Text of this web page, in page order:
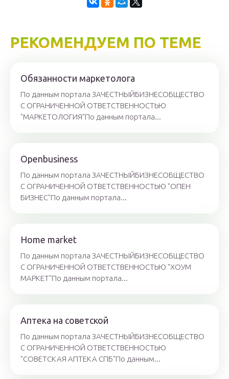
РЕКОМЕНДУЕМ ПО ТЕМЕ
Обязанности маркетолога
По данным портала ЗАЧЕСТНЫЙБИЗНЕСОБЩЕСТВО
С ОГРАНИЧЕННОЙ ОТВЕТСТВЕННОСТЬЮ
"МАРКЕТОЛОГИЯ"По данным портала...
Openbusiness
По данным портала ЗАЧЕСТНЫЙБИЗНЕСОБЩЕСТВО
С ОГРАНИЧЕННОЙ ОТВЕТСТВЕННОСТЬЮ "ОПЕН
БИЗНЕС"По данным портала...
Home market
По данным портала ЗАЧЕСТНЫЙБИЗНЕСОБЩЕСТВО
С ОГРАНИЧЕННОЙ ОТВЕТСТВЕННОСТЬЮ "ХОУМ
МАРКЕТ"По данным портала...
Аптека на советской
По данным портала ЗАЧЕСТНЫЙБИЗНЕСОБЩЕСТВО
С ОГРАНИЧЕННОЙ ОТВЕТСТВЕННОСТЬЮ
"СОВЕТСКАЯ АПТЕКА СПБ"По данным...